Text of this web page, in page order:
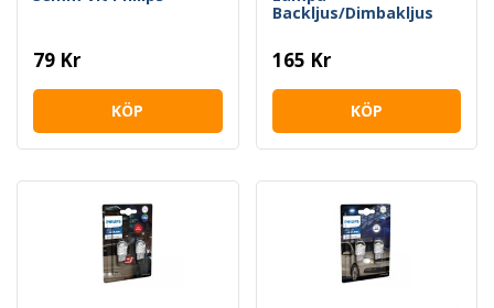
79 Kr
KÖP
Backljus/Dimbakljus
165 Kr
KÖP